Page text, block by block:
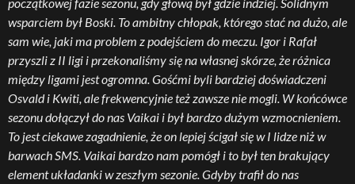
wsparciem był Boski. To ambitny chłopak, którego stać na dużo, ale
sam wie, jaki ma problem z podejściem do meczu. Igor i Rafał
przyszli z II ligi i przekonaliśmy się na własnej skórze, że różnica
między ligami jest ogromna. Gośćmi byli bardziej doświadczeni
Osvald i Kwiti, ale frekwencyjnie też zawsze nie mogli. W końcówce
sezonu dołączył do nas Vaikai i był bardzo dużym wzmocnieniem.
To jest ciekawe zagadnienie, że on lepiej ścigał się w I lidze niż w
barwach SMS. Vaikai bardzo nam pomógł i to był ten brakujący
element układanki w zeszłym sezonie. Gdyby trafił do nas